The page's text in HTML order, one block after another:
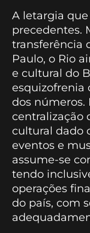
A letargia
precedentes.
transferência
Paulo, o Rio
e cultural do
esquizofrenia
dos números.
centralização
cultural dado
eventos e
assume-se
tendo
operações
do país, com